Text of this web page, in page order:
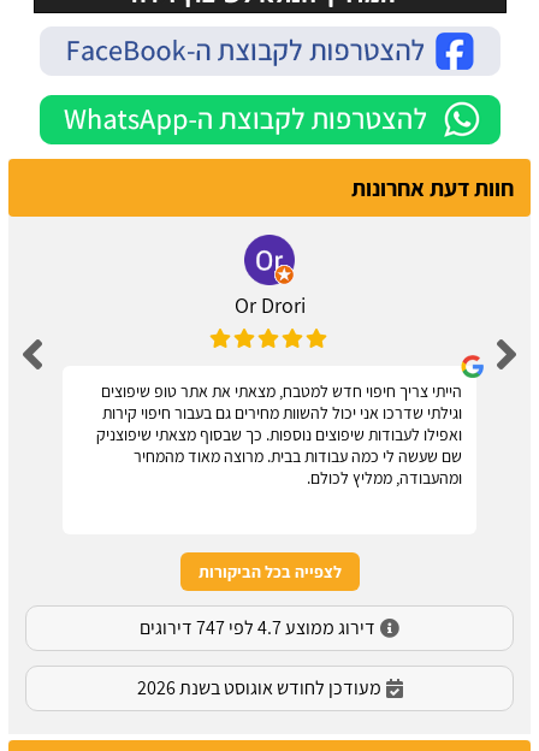
חוות דעת אחרונות
Or Drori
הייתי צריך חיפוי חדש למטבח, מצאתי את אתר טופ שיפוצים
וגילתי שדרכו אני יכול להשוות מחירים גם בעבור חיפוי קירות
ואפילו לעבודות שיפוצים נוספות. כך שבסוף מצאתי שיפוצניק
שם שעשה לי כמה עבודות בבית. מרוצה מאוד מהמחיר
ומהעבודה, ממליץ לכולם.
לצפייה בכל הביקורות
דירוג ממוצע 4.7 לפי 747 דירוגים
מעודכן לחודש אוגוסט בשנת 2026